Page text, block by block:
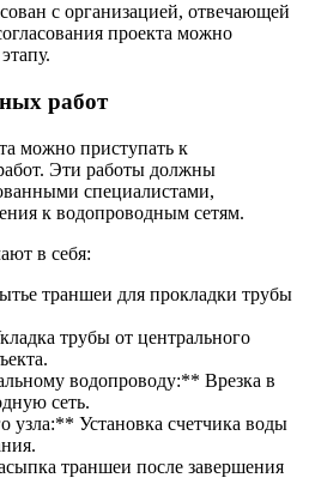
с организацией, отвечающей
проекта можно
работ
можно приступать к
Эти работы должны
специалистами,
к водопроводным сетям.
в себя:
траншеи для прокладки трубы
трубы от центрального
водопроводу:** Врезка в
сеть.
узла:** Установка счетчика воды
траншеи после завершения